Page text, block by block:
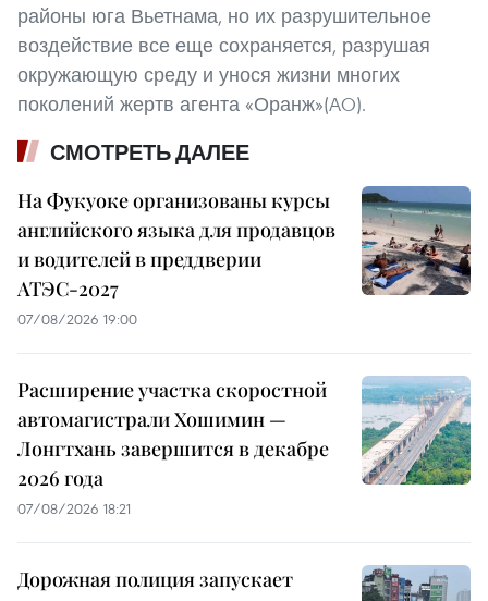
районы юга Вьетнама, но их разрушительное
воздействие все еще сохраняется, разрушая
окружающую среду и унося жизни многих
поколений жертв агента «Оранж»(AO).
СМОТРЕТЬ ДАЛЕЕ
На Фукуоке организованы курсы
английского языка для продавцов
и водителей в преддверии
АТЭС-2027
07/08/2026 19:00
Расширение участка скоростной
автомагистрали Хошимин —
Лонгтхань завершится в декабре
2026 года
07/08/2026 18:21
Дорожная полиция запускает